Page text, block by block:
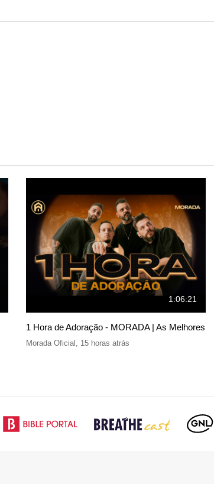
1:06:21
1 Hora de Adoração - MORADA | As Melhores
Morada Oficial 15 horas atrás